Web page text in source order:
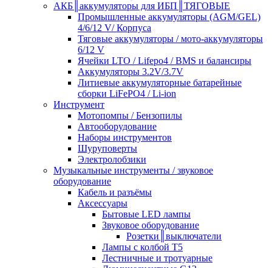
АКБ║аккумуляторы для ИБП║ТЯГОВЫЕ
Промышленные аккумуляторы (AGM/GEL)
4/6/12 V/ Корпуса
Тяговые аккумуляторы / мото-аккумуляторы
6/12 V
Ячейки LTO / Lifepo4 / BMS и балансиры
Аккумуляторы 3.2V/3.7V
Литиевые аккумуляторные батарейные
сборки LiFePO4 / Li-ion
Инструмент
Мотопомпы / Бензопилы
Автооборудование
Наборы инструментов
Шуруповерты
Электролобзики
Музыкальные инструменты / звуковое
оборудование
Кабель и разъёмы
Аксессуары
Бытовые LED лампы
Звуковое оборудование
Розетки║выключатели
Лампы с колбой Т5
Лестничные и тротуарные